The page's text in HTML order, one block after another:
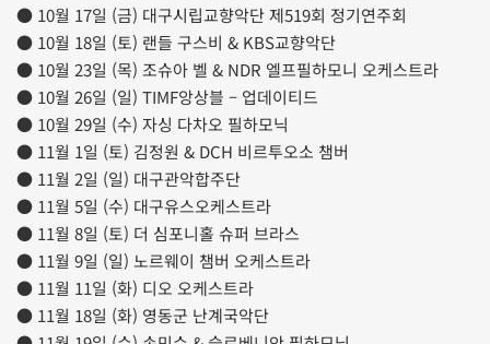
● 10월 17일 (금) 대구시립교향악단 제519회 정기연주회
● 10월 18일 (토) 랜들 구스비 & KBS교향악단
● 10월 23일 (목) 조슈아 벨 & NDR 엘프필하모니 오케스트라
● 10월 26일 (일) TIMF앙상블 – 업데이티드
● 10월 29일 (수) 자싱 다차오 필하모닉
● 11월 1일 (토) 김정원 & DCH 비르투오소 챔버
● 11월 2일 (일) 대구관악합주단
● 11월 5일 (수) 대구유스오케스트라
● 11월 8일 (토) 더 심포니홀 슈퍼 브라스
● 11월 9일 (일) 노르웨이 챔버 오케스트라
● 11월 11일 (화) 디오 오케스트라
● 11월 18일 (화) 영동군 난계국악단